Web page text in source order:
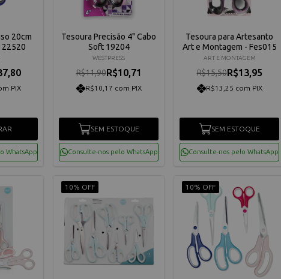
20cm
PIX
WhatsApp
Tesoura Precisão 4" Cabo
Soft 19204
WESTPRESS
R$11,90R$10,71
R$10,17 com PIX
SEM ESTOQUE
Consulte-nos pelo WhatsApp
Tesoura para Artesanto
Art e Montagem - Fes015
ART E MONTAGEM
R$15,50R$13,95
R$13,25 com PIX
SEM ESTOQUE
Consulte-nos pelo WhatsApp
10% OFF 10% OFF